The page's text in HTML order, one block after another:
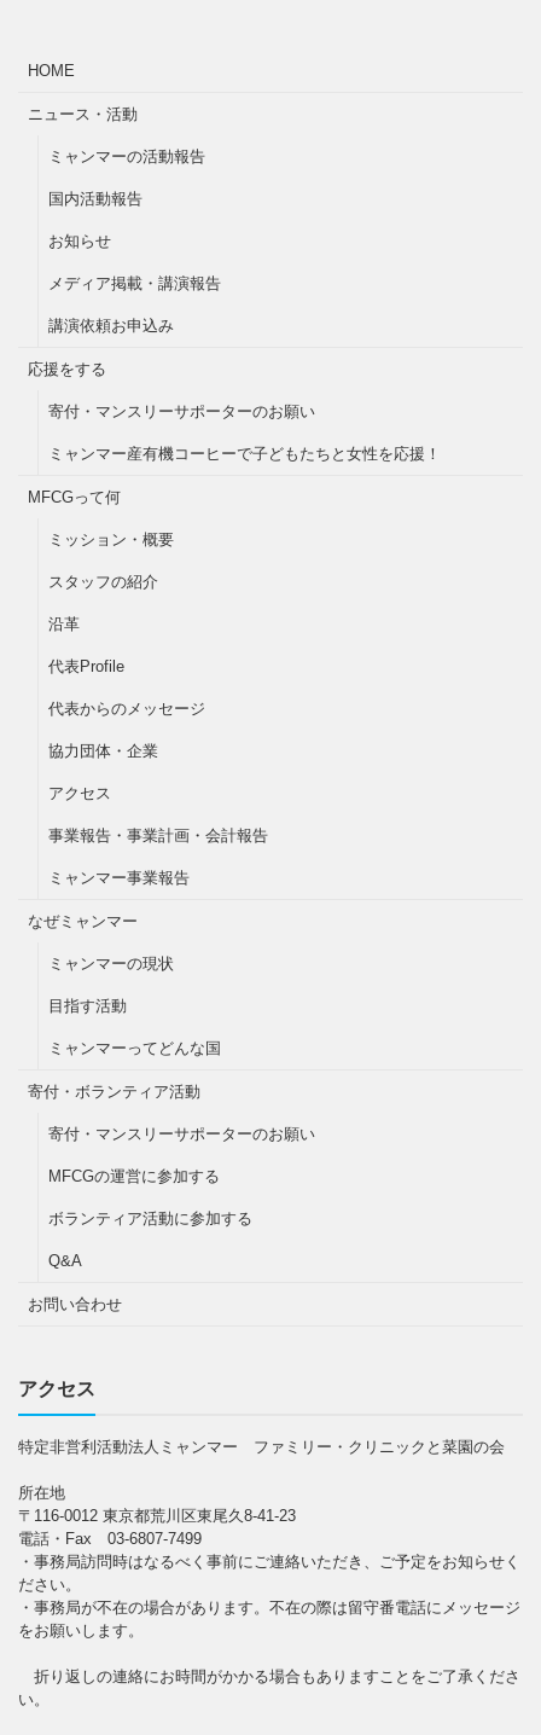
HOME
ニュース・活動
ミャンマーの活動報告
国内活動報告
お知らせ
メディア掲載・講演報告
講演依頼お申込み
応援をする
寄付・マンスリーサポーターのお願い
ミャンマー産有機コーヒーで子どもたちと女性を応援！
MFCGって何
ミッション・概要
スタッフの紹介
沿革
代表Profile
代表からのメッセージ
協力団体・企業
アクセス
事業報告・事業計画・会計報告
ミャンマー事業報告
なぜミャンマー
ミャンマーの現状
目指す活動
ミャンマーってどんな国
寄付・ボランティア活動
寄付・マンスリーサポーターのお願い
MFCGの運営に参加する
ボランティア活動に参加する
Q&A
お問い合わせ
アクセス
特定非営利活動法人ミャンマー ファミリー・クリニックと菜園の会
所在地
〒116-0012 東京都荒川区東尾久8-41-23
電話・Fax 03-6807-7499
・事務局訪問時はなるべく事前にご連絡いただき、ご予定をお知らせく
ださい。
・事務局が不在の場合があります。不在の際は留守番電話にメッセージ
をお願いします。
折り返しの連絡にお時間がかかる場合もありますことをご了承くださ
い。